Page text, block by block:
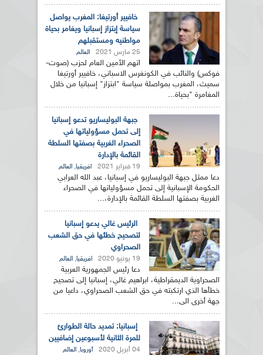
خافيير أورتيغا: المغرب يواصل
سياسة إبتزاز إسبانيا ويغامر بحياة
مواطنيه ومستقبلهم
25 مارس 2021 العالم
اتهم الأمين العام لحزب (صوت-
فوكس) والنائب في الكونغرس الاسباني، خافيير أورتيغا
سميث، المغرب بمواصلة سياسة "ابتزاز" إسبانيا من خلال
المغامرة "بحياة...
جبهة البوليساريو تدعو إسبانيا
إلى تحمل مسؤولياتها في
الصحراء الغربية بصفتها السلطة
القائمة بالإدارة
19 فبراير 2021 افريقيا, العالم
دعا ممثل جبهة البوليساريو في إسبانيا، عبد الله العرابي
الحكومة الإسبانية إلى تحمل مسؤولياتها في الصحراء
الغربية بصفتها السلطة القائمة بالإدارة،...
الرئيس غالي يدعو إسبانيا
لتصحيح خطئها في حق الشعب
الصحراوي
19 يونيو 2020 افريقيا, العالم
دعا رئيس الجمهورية العربية
الصحراوية الديمقراطية، ابراهيم غالي، إسبانيا إلى تصحيح
خطأها الذي ارتكبته في حق الشعب الصحراوي، داعيا من
جهة أخرى الى...
إسبانيا: تمديد حالة الطوارئ
للمرة الثانية لأسبوعين إضافيين
04 أبريل 2020 أوروبا, العالم